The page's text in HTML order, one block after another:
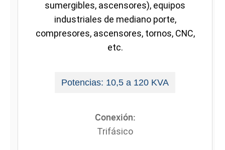
sumergibles, ascensores), equipos
industriales de mediano porte,
compresores, ascensores, tornos, CNC,
etc.
Potencias: 10,5 a 120 KVA
Conexión:
Trifásico